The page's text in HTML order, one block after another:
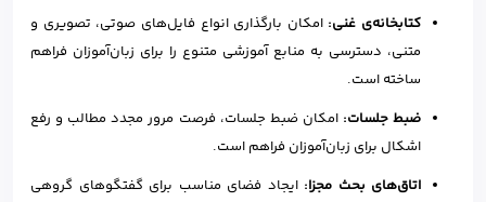
کتابخانه‌ی غنی: امکان بارگذاری انواع فایل‌های صوتی، تصویری و
متنی، دسترسی به منابع آموزشی متنوع را برای زبان‌آموزان فراهم
ساخته است.
ضبط جلسات: امکان ضبط جلسات، فرصت مرور مجدد مطالب و رفع
اشکال برای زبان‌آموزان فراهم است.
اتاق‌های بحث مجزا: ایجاد فضای مناسب برای گفتگوهای گروهی